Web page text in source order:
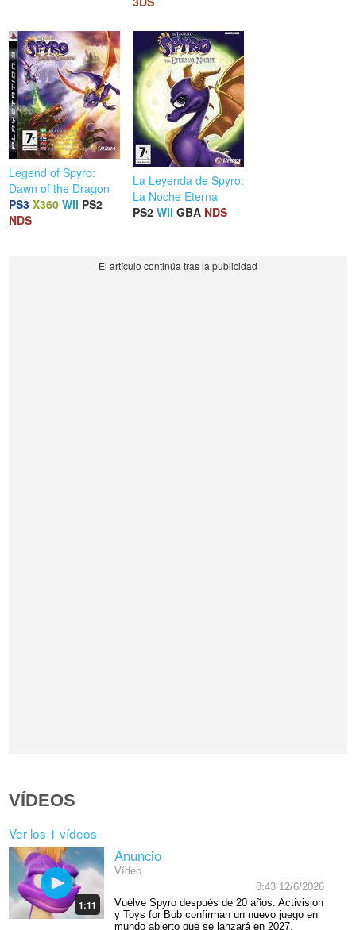
Legend of Spyro:
Dawn of the Dragon
PS3 X360 WII PS2
NDS
La Leyenda de Spyro:
La Noche Eterna
PS2 WII GBA NDS
VÍDEOS
Ver los 1 vídeos
1:11
Anuncio
Vídeo
8:43 12/6/2026
Vuelve Spyro después de 20 años. Activision
y Toys for Bob confirman un nuevo juego en
mundo abierto que se lanzará en 2027.